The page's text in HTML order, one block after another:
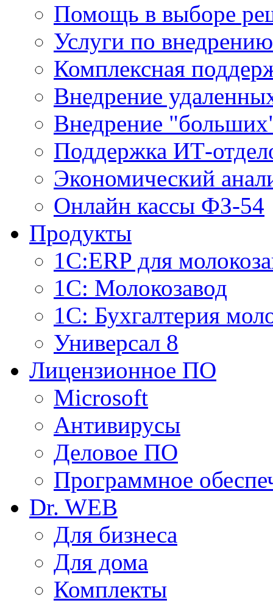
Помощь в выборе
Услуги по внедрению
Комплексная
Внедрение
Внедрение
Поддержка ИТ-
Экономический
Онлайн кассы ФЗ-54
Продукты
1С:ERP для
1C: Молокозавод
1С: Бухгалтерия
Универсал 8
Лицензионное ПО
Microsoft
Антивирусы
Деловое ПО
Программное
Dr. WEB
Для бизнеса
Для дома
Комплекты